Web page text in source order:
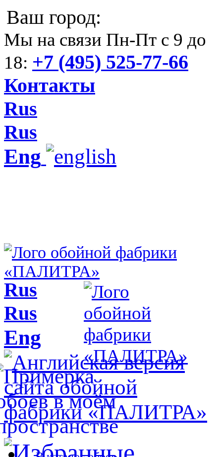
Ваш город:
Мы на связи Пн-Пт с 9 до
18: +7 (495) 525-77-66
Контакты
Rus
Rus
Eng
Rus
Rus
Eng